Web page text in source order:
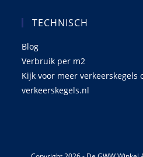
TECHNISCH
Blog
Verbruik per m2
Kijk voor meer verkeerskegels
verkeerskegels.nl